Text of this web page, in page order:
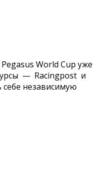
World Cup уже
— Racingpost и
независимую